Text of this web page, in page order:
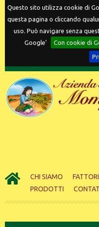
Questo sito utilizza cookie di
questa pagina o cliccando
uso. Può navigare senza
Google'
Con cookie di
CHI SIAMO
PRODOTTI